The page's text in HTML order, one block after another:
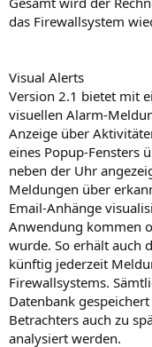
das Firewallsystem
Visual Alerts
Version 2.1 bietet mit
visuellen Alarm-
Anzeige über
eines Popup-Fensters
neben der Uhr
Meldungen über
Email-Anhänge
Anwendung kommen
wurde. So erhält auch
künftig jederzeit
Firewallsystems.
Datenbank
Betrachters auch zu
analysiert werden.